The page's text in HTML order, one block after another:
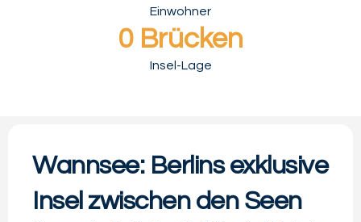
Einwohner
Insel-Lage
0 Brücken
Wannsee: Berlins exklusive
Insel zwischen den Seen